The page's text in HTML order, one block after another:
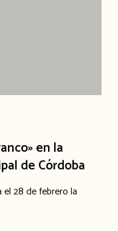
en la
de Córdoba
el 28 de febrero la